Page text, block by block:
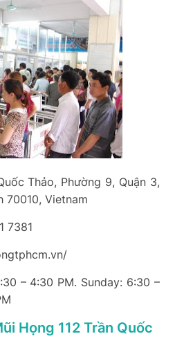
Thảo, Phường 9, Quận 3,
70010, Vietnam
7381
– 4:30 PM. Sunday: 6:30 –
Họng 112 Trần Quốc